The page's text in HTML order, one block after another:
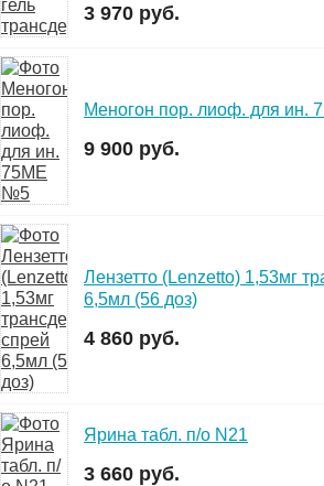
3 970 руб.
Меногон пор. лиоф. для
9 900 руб.
Лензетто (Lenzetto) 1,53мг
6,5мл (56 доз)
4 860 руб.
Ярина табл. п/о N21
3 660 руб.